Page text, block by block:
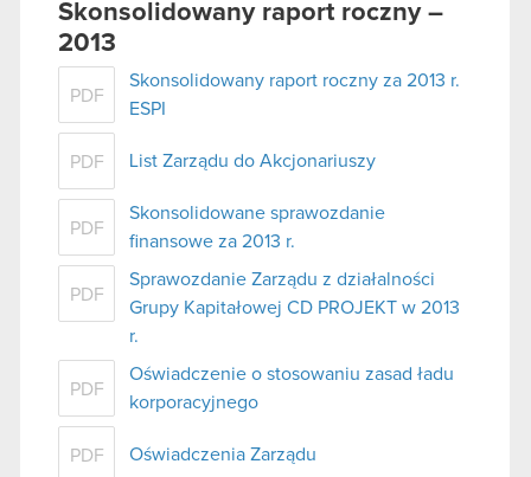
Skonsolidowany raport roczny –
2013
PDF
Skonsolidowany raport roczny za 2013 r.
ESPI
PDF List Zarządu do Akcjonariuszy
PDF
Skonsolidowane sprawozdanie
finansowe za 2013 r.
PDF
Sprawozdanie Zarządu z działalności
Grupy Kapitałowej CD PROJEKT w 2013
r.
PDF
Oświadczenie o stosowaniu zasad ładu
korporacyjnego
PDF Oświadczenia Zarządu